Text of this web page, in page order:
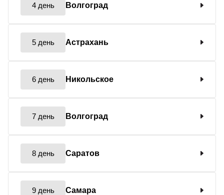
4 день Волгоград
5 день Астрахань
6 день Никольское
7 день Волгоград
8 день Саратов
9 день Самара